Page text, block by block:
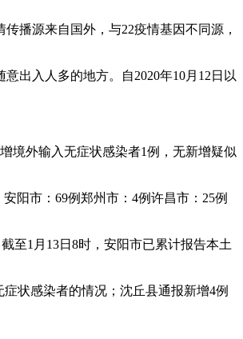
播源来自国外，与22疫情基因不同源，
出入人多的地方。自2020年10月12日以
境外输入无症状感染者1例，无新增疑似
阳市：69例郑州市：4例许昌市：25例
至1月13日8时，安阳市已累计报告本土
状感染者的情况；沈丘县通报新增4例